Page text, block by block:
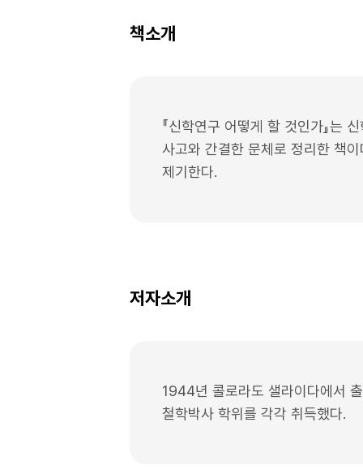
책소개
『신학연구 어떻게 할 것인가』는
사고와 간결한 문체로 정리한 책
제기한다.
저자소개
1944년 콜로라도 샐라이다에서
철학박사 학위를 각각 취득했다.